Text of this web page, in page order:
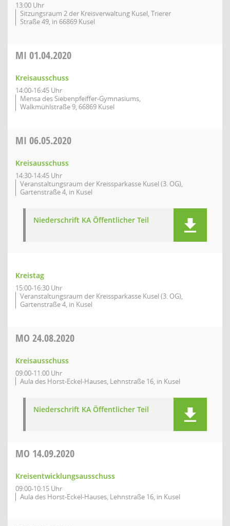
13:00 Uhr
Sitzungsraum 2 der Kreisverwaltung Kusel, Trierer
Straße 49, in 66869 Kusel
MI 01.04.2020
Kreisausschuss
14:00-16:45 Uhr
Mensa des Siebenpfeiffer-Gymnasiums,
Walkmühlstraße 9, 66869 Kusel
MI 06.05.2020
Kreisausschuss
14:30-14:45 Uhr
Veranstaltungsraum der Kreissparkasse Kusel (3. OG),
Gartenstraße 4, in Kusel
Niederschrift KA Öffentlicher Teil
Kreistag
15:00-16:30 Uhr
Veranstaltungsraum der Kreissparkasse Kusel (3. OG),
Gartenstraße 4, in Kusel
MO 24.08.2020
Kreisausschuss
09:00-11:00 Uhr
Aula des Horst-Eckel-Hauses, Lehnstraße 16, in Kusel
Niederschrift KA Öffentlicher Teil
MO 14.09.2020
Kreisentwicklungsausschuss
09:00-10:15 Uhr
Aula des Horst-Eckel-Hauses, Lehnstraße 16, in Kusel